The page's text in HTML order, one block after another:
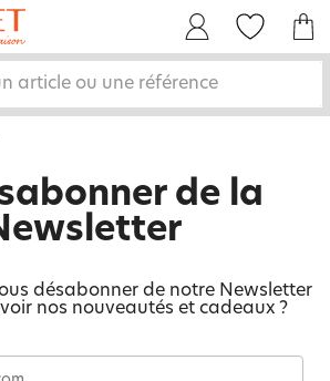
article ou une référence
de la
désabonner de notre Newsletter
nos nouveautés et cadeaux ?